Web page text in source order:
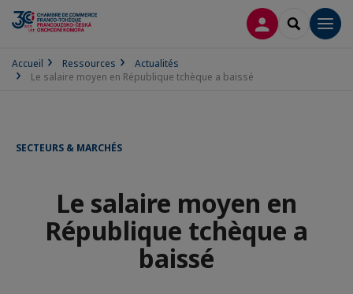
CONNEXION
Accueil Ressources
Actualités
Le salaire moyen en République tchèque a baissé
SECTEURS & MARCHÉS
Le salaire moyen en
République tchèque a
baissé